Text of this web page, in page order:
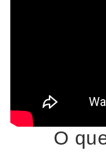
O